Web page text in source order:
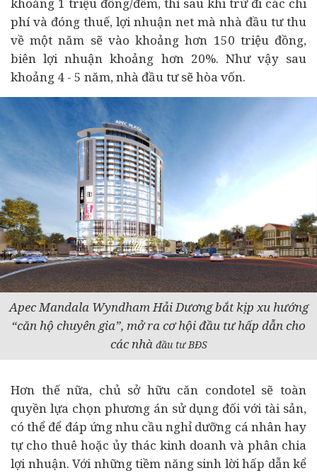
phí và đóng thuế, lợi nhuận net mà nhà đầu tư thu
về một năm sẽ vào khoảng hơn 150 triệu đồng,
biên lợi nhuận khoảng hơn 20%. Như vậy sau
khoảng 4 - 5 năm, nhà đầu tư sẽ hòa vốn.
Apec Mandala Wyndham Hải Dương bắt kịp xu hướng
“căn hộ chuyên gia”, mở ra cơ hội đầu tư hấp dẫn cho
các nhà đầu tư BĐS
Hơn thế nữa, chủ sở hữu căn condotel sẽ toàn
quyền lựa chọn phương án sử dụng đối với tài sản,
có thể để đáp ứng nhu cầu nghỉ dưỡng cá nhân hay
tự cho thuê hoặc ủy thác kinh doanh và phân chia
lợi nhuận. Với những tiềm năng sinh lời hấp dẫn kể